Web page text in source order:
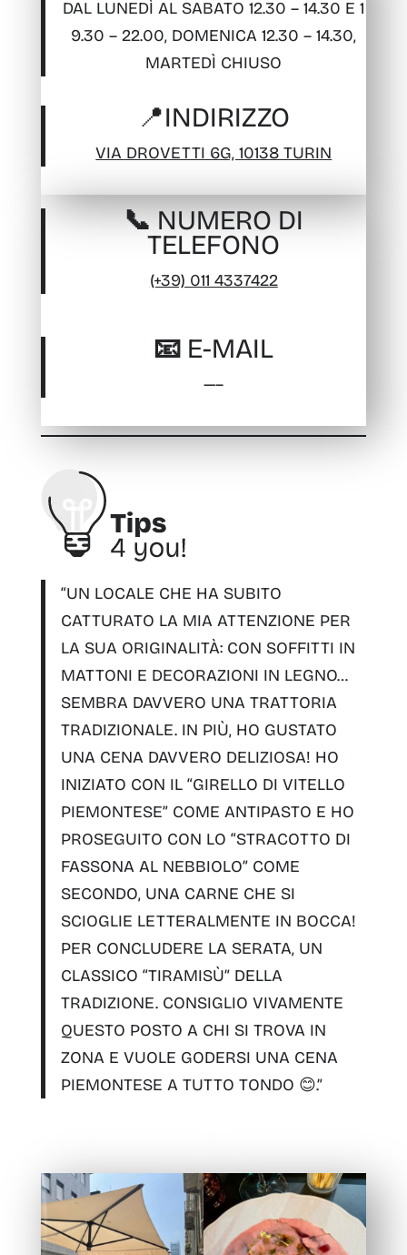
DAL LUNEDÌ AL SABATO 12.30 – 14.30 E 1
9.30 – 22.00, DOMENICA 12.30 – 14.30,
MARTEDÌ CHIUSO
📍INDIRIZZO
VIA DROVETTI 6G, 10138 TURIN
📞 NUMERO DI
TELEFONO
(+39) 011 4337422
📧 E-MAIL
—–
“UN LOCALE CHE HA SUBITO
CATTURATO LA MIA ATTENZIONE PER
LA SUA ORIGINALITÀ: CON SOFFITTI IN
MATTONI E DECORAZIONI IN LEGNO…
SEMBRA DAVVERO UNA TRATTORIA
TRADIZIONALE. IN PIÙ, HO GUSTATO
UNA CENA DAVVERO DELIZIOSA! HO
INIZIATO CON IL “GIRELLO DI VITELLO
PIEMONTESE” COME ANTIPASTO E HO
PROSEGUITO CON LO “STRACOTTO DI
FASSONA AL NEBBIOLO” COME
SECONDO, UNA CARNE CHE SI
SCIOGLIE LETTERALMENTE IN BOCCA!
PER CONCLUDERE LA SERATA, UN
CLASSICO “TIRAMISÙ” DELLA
TRADIZIONE. CONSIGLIO VIVAMENTE
QUESTO POSTO A CHI SI TROVA IN
ZONA E VUOLE GODERSI UNA CENA
PIEMONTESE A TUTTO TONDO 😊.”